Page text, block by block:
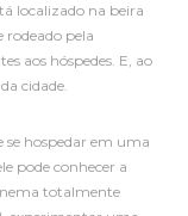
localizado na beira
pela
aos hóspedes. E, ao
cidade.
se hospedar em uma
pode conhecer a
totalmente